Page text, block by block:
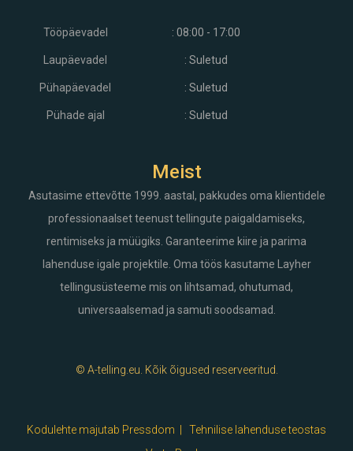
Tööpäevadel
Laupäevadel
Pühapäevadel
Pühade ajal
: 08:00 - 17:00
: Suletud
: Suletud
: Suletud
Meist
Asutasime ettevõtte 1999. aastal, pakkudes oma klientidele
professionaalset teenust tellingute paigaldamiseks,
rentimiseks ja müügiks. Garanteerime kiire ja parima
lahenduse igale projektile. Oma töös kasutame Layher
tellingusüsteeme mis on lihtsamad, ohutumad,
universaalsemad ja samuti soodsamad.
© A-telling.eu. Kõik õigused reserveeritud.
Kodulehte majutab Pressdom |
Tehnilise lahenduse teostas